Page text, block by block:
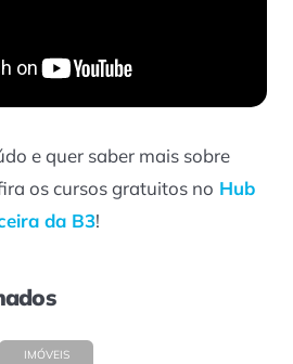
e quer saber mais sobre
os cursos gratuitos no Hub
da B3!
IMÓVEIS